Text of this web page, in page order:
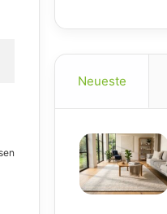
Neueste